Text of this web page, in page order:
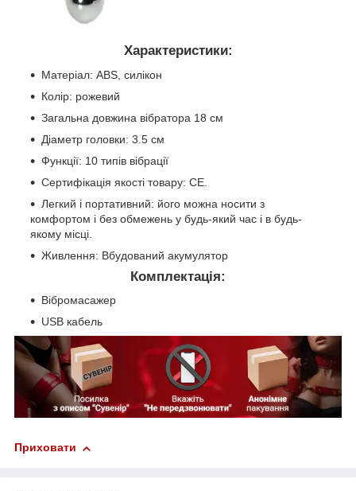
Характеристики:
Матеріал: ABS, силікон
Колір: рожевий
Загальна довжина вібратора 18 см
Діаметр головки: 3.5 см
Функції: 10 типів вібрації
Сертифікація якості товару: CE.
Легкий і портативний: його можна носити з
комфортом і без обмежень у будь-який час і в будь-
якому місці.
Живлення: Вбудований акумулятор
Комплектація:
Вібромасажер
USB кабель
Приховати